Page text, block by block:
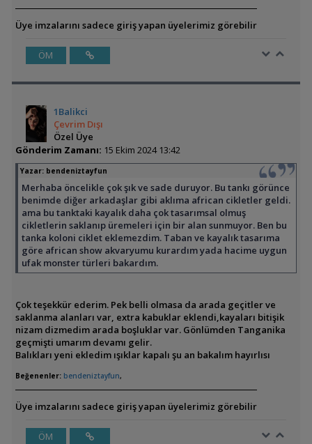
Üye imzalarını sadece giriş yapan üyelerimiz görebilir
ÖM
1Balikci
Çevrim Dışı
Özel Üye
Gönderim Zamanı: 15 Ekim 2024 13:42
Yazar: bendeniztayfun
Merhaba öncelikle çok şık ve sade duruyor. Bu tankı görünce
benimde diğer arkadaşlar gibi aklıma african cikletler geldi.
ama bu tanktaki kayalık daha çok tasarımsal olmuş
cikletlerin saklanıp üremeleri için bir alan sunmuyor. Ben bu
tanka koloni ciklet eklemezdim. Taban ve kayalık tasarıma
göre african show akvaryumu kurardım yada hacime uygun
ufak monster türleri bakardım.
Çok teşekkür ederim. Pek belli olmasa da arada geçitler ve
saklanma alanları var, extra kabuklar eklendi,kayaları bitişik
nizam dizmedim arada boşluklar var. Gönlümden Tanganika
geçmişti umarım devamı gelir.
Balıkları yeni ekledim ışıklar kapalı şu an bakalım hayırlısı
Beğenenler: bendeniztayfun,
Üye imzalarını sadece giriş yapan üyelerimiz görebilir
ÖM